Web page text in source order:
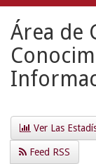
Área de
Ver Las
Feed RSS